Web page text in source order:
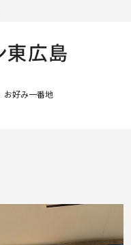
お好み一番地